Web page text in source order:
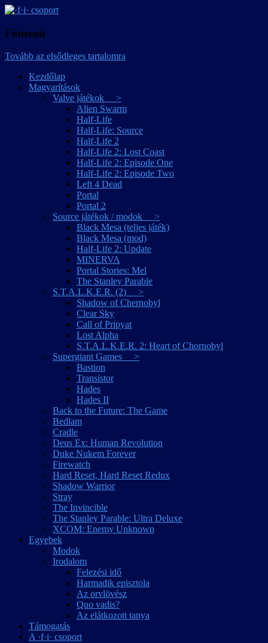
·f·i· csoport
Főmenü
Tovább az elsődleges tartalomra
Kezdőlap
Magyarítások
Valve játékok >
Alien Swarm
Half-Life
Half-Life: Source
Half-Life 2
Half-Life 2: Lost Coast
Half-Life 2: Episode One
Half-Life 2: Episode Two
Left 4 Dead
Portal
Portal 2
Source játékok / modok >
Black Mesa (teljes játék)
Black Mesa (mod)
Half-Life 2: Update
MINERVA
Portal Stories: Mel
The Stanley Parable
S.T.A.L.K.E.R. (2) >
Shadow of Chernobyl
Clear Sky
Call of Pripyat
Lost Alpha
S.T.A.L.K.E.R. 2: Heart of Chornobyl
Supergiant Games >
Bastion
Transistor
Hades
Hades II
Back to the Future: The Game
Bedlam
Cradle
Deus Ex: Human Revolution
Duke Nukem Forever
Firewatch
Hard Reset, Hard Reset Redux
Shadow Warrior
Stray
The Invincible
The Stanley Parable: Ultra Deluxe
XCOM: Enemy Unknown
Egyebek
Modok
Irodalom
Felezési idő
Harmadik episztola
Az orvlövész
Quo vadis?
Az elátkozott tanya
Támogatás
A ·f·i· csoport